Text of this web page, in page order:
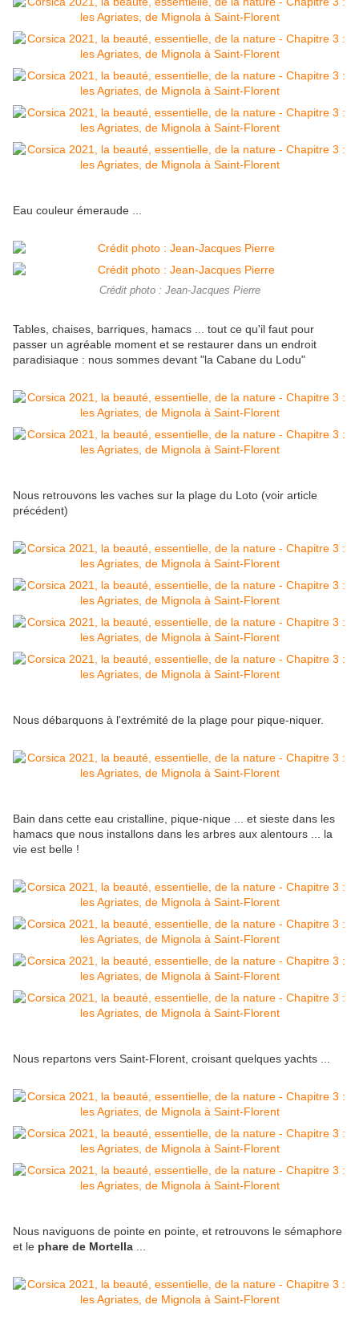
Eau couleur émeraude ...
Crédit photo : Jean-Jacques Pierre
Tables, chaises, barriques, hamacs ... tout ce qu'il faut pour
passer un agréable moment et se restaurer dans un endroit
paradisiaque : nous sommes devant "la Cabane du Lodu"
Nous retrouvons les vaches sur la plage du Loto (voir article
précédent)
Nous débarquons à l'extrémité de la plage pour pique-niquer.
Bain dans cette eau cristalline, pique-nique ... et sieste dans les
hamacs que nous installons dans les arbres aux alentours ... la
vie est belle !
Nous repartons vers Saint-Florent, croisant quelques yachts ...
Nous naviguons de pointe en pointe, et retrouvons le sémaphore
et le phare de Mortella